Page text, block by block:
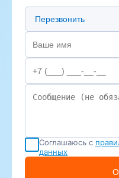
Предпочтительный
Соглашаюсь с
данных